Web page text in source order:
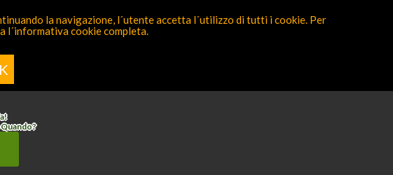
Friuli Venezia Giulia
la navigazione, l´utente accetta l´utilizzo di tutti i cookie. Per
l´informativa cookie completa.